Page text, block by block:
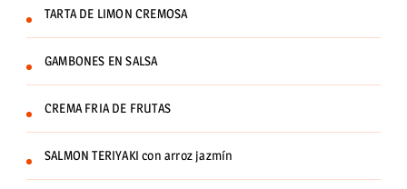
TARTA DE LIMON CREMOSA
GAMBONES EN SALSA
CREMA FRIA DE FRUTAS
SALMON TERIYAKI con arroz jazmín